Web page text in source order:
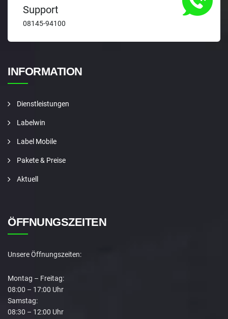
Support
08145-94100
INFORMATION
Dienstleistungen
Labelwin
Label Mobile
Pakete & Preise
Aktuell
ÖFFNUNGSZEITEN
Unsere Öffnungszeiten:
Montag – Freitag:
08:00 – 17:00 Uhr
Samstag:
08:30 – 12:00 Uhr